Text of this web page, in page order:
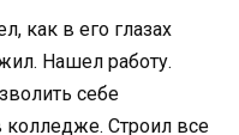
как в его глазах
Нашел работу.
себе
колледже. Строил все